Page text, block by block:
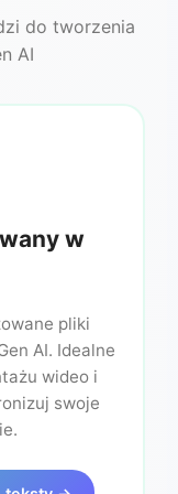
do tworzenia
AI
w
pliki
AI. Idealne
wideo i
swoje